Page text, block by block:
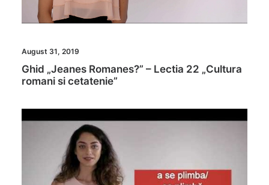
August 31, 2019
Ghid „Jeanes Romanes?” – Lectia 22 „Cultura
romani si cetatenie”